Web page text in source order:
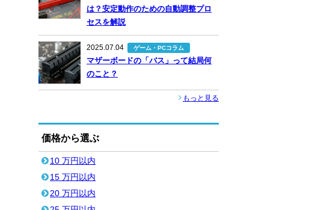
は？安定動作のための自動調整プロ
セスを解説
2025.07.04 ゲーム・PCコラム
マザーボードの「バス」って結局何
のこと？
もっと見る
価格から選ぶ
10 万円以内
15 万円以内
20 万円以内